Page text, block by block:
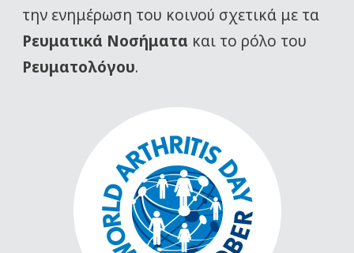
την ενημέρωση του κοινού σχετικά με τα
Ρευματικά Νοσήματα και το ρόλο του
Ρευματολόγου.